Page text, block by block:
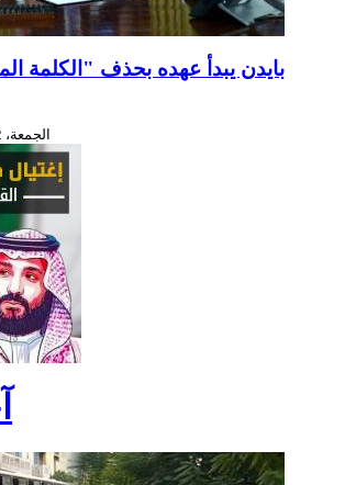
بايدن يبدأ عهده بحذف "الكلمة
الجمعة، 22 جانفي، 2021 - 08:58